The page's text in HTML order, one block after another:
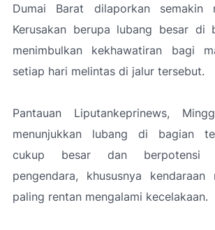
Dumai Barat dilaporkan semakin
Kerusakan berupa lubang besar di
menimbulkan kekhawatiran bagi
setiap hari melintas di jalur tersebut.
Pantauan Liputankeprinews,
menunjukkan lubang di bagian
cukup besar dan berpotensi
pengendara, khususnya
paling rentan mengalami kecelakaan.